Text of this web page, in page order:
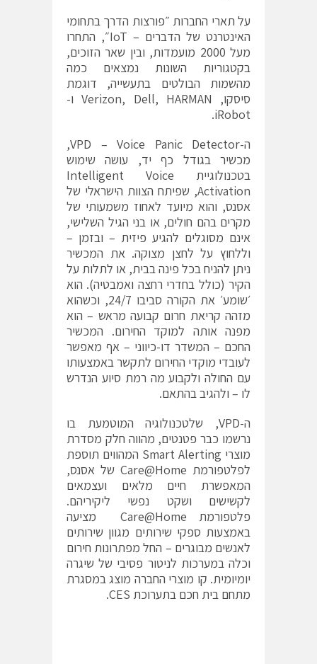
על תארי החברות ״פורצות הדרך בתחומי
האינטרנט של הדברים – IoT״, התחרו
מעל 2000 מועמדות, ובין שאר הזוכים,
בקטגוריות השונות נמצאים כמה
מהשמות הבולטים בתעשייה, דוגמת
סיסקו, Verizon, Dell, HARMAN ו-
iRobot.
ה-VPD – Voice Panic Detector,
מכשיר בגודל כף יד, עושה שימוש
בטכנולוגיית Intelligent Voice
Activation, שפיתח הצוות הישראלי של
אסנס, והוא מיועד לאחוז משמעותי של
מקרים בהם חולים, או בני הגיל השלישי,
אינם מסוגלים להגיע פיזית – ובזמן –
וללחוץ על לחצן מצוקה. את המכשיר
ניתן להניח בכל פינה בבית, או לתלות על
הקיר (כולל בחדרי רחצה ואמבטיה). הוא
׳שומע׳ את הקורה סביבו 24/7, וכשהוא
מזהה קריאת חרום קבועה מראש – הוא
מפנה אותה למוקד החירום. המכשיר
החכם – המשדר דו-כיווני – אף מאפשר
לעובדי מוקדי החירום לתקשר באמצעותו
עם החולה ולקבוע מה רמת סיוע הנדרש
לו – ולהגיב בהתאם.
ה-VPD, שלטכנולוגיה המוטמעת בו
נרשמו כבר פטנטים, מהווה חלק מסדרת
מוצרי Smart Alerting המהווים תוספת
לפלטפורמת Care@Home של אסנס,
המאפשרת חיים מלאים ועצמאים
לקשישים ושקט נפשי ליקיריהם.
פלטפורמת Care@Home מציעה
באמצעות ספקי שירותים מגוון שירותים
לאנשים מבוגרים – החל מפתרונות חירום
וכלה במערכות לניטור פסיבי של שיגרה
יומיומית. קו מוצרי החברה מוצג במסגרת
מתחם בית חכם בתערוכת CES.